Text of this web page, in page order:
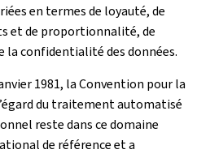
en termes de loyauté, de
et de proportionnalité, de
la confidentialité des données.
1981, la Convention pour la
du traitement automatisé
reste dans ce domaine
de référence et a